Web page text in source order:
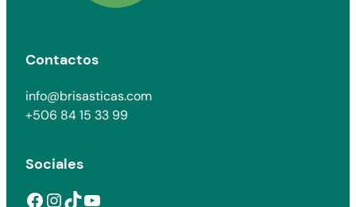
Contactos
info@brisasticas.com
+506 84 15 33 99
Sociales
Facebook InstagramTikTok YouTube